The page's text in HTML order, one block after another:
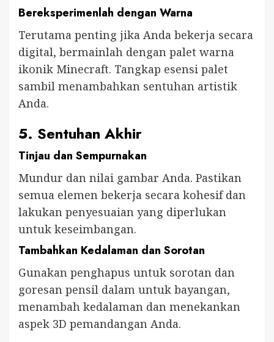
Bereksperimenlah dengan Warna
Terutama penting jika Anda bekerja secara
digital, bermainlah dengan palet warna
ikonik Minecraft. Tangkap esensi palet
sambil menambahkan sentuhan artistik
Anda.
5. Sentuhan Akhir
Tinjau dan Sempurnakan
Mundur dan nilai gambar Anda. Pastikan
semua elemen bekerja secara kohesif dan
lakukan penyesuaian yang diperlukan
untuk keseimbangan.
Tambahkan Kedalaman dan Sorotan
Gunakan penghapus untuk sorotan dan
goresan pensil dalam untuk bayangan,
menambah kedalaman dan menekankan
aspek 3D pemandangan Anda.